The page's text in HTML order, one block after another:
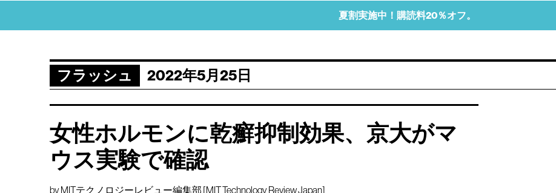
夏割実施中！購読料20％オフ。
フラッシュ 2022年5月25日
女性ホルモンに乾癬抑制効果、京大がマ
ウス実験で確認
byMITテクノロジーレビュー編集部 [MIT Technology Review Japan]